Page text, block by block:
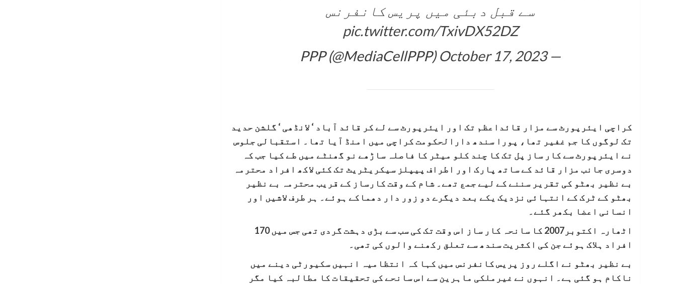
سے قبل دبئی میں پریس کانفرنس
pic.twitter.com/TxivDX52DZ
— PPP (@MediaCellPPP)
October 17, 2023
کراچی ایئرپورٹ سے مزار قائداعظم تک اور ایئرپورٹ سے لے کر قائد آباد ‘ لانڈھی ‘ گلشن حدید
تک لوگوں کا جم غفیر تھا، پورا سندھ دارالحکومت کراچی میں امنڈ آیا تھا۔ استقبالی جلوس
نے ایئرپورٹ سے کار ساز پل تک کا چند کلو میٹر کا فاصلہ ساڑھے نو گھنٹے میں طے کیا جب کہ
دوسری جانب مزار قائد کے ساتھ پارک اور اطراف پیپلز سیکریٹریٹ تک کئی لاکھ افراد محترمہ
بے نظیر بھٹو کی تقریر سننے کے لیے جمع تھے۔ شام کے وقت کارساز کے قریب محترمہ بے نظیر
بھٹو کے ٹرک کے انتہائی نزدیک یکے بعد دیگرے دو زور دار دھماکے ہوئے۔ ہر طرف لاشیں اور
انسانی اعضا بکھر گئے۔
اٹھارہ اکتوبر2007 کا سانحہ کار ساز اس وقت تک کی سب سے بڑی دہشت گردی تھی جس میں 170
افراد ہلاک ہوئے جن کی اکثریت سندھ سے تعلق رکھنے والوں کی تھی۔
بے نظیر بھٹو نے اگلے روز پریس کانفرنس میں کہا کہ انتظامیہ انہیں سکیورٹی دینے میں
ناکام ہو گئی ہے۔ انہوں نے غیرملکی ماہرین سے اس سانحے کی تحقیقات کا مطالبہ کیا مگر